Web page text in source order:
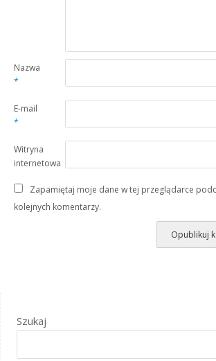
Nazwa
*
E-mail
*
Witryna
internetowa
Zapamiętaj moje dane w tej przeglądarce
kolejnych komentarzy.
Szukaj